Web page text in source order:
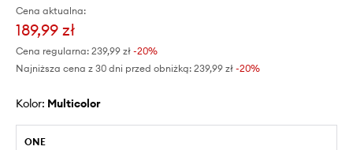
Cena aktualna:
189,99 zł
Cena regularna: 239,99 zł -20%
Najniższa cena z 30 dni przed obniżką: 239,99 zł -20%
Kolor: multicolor
ONE